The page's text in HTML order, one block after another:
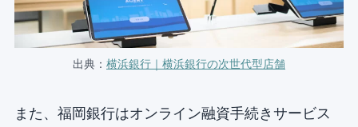
出典： 横浜銀行｜横浜銀行の次世代型店舗
また、福岡銀行はオンライン融資手続きサービス